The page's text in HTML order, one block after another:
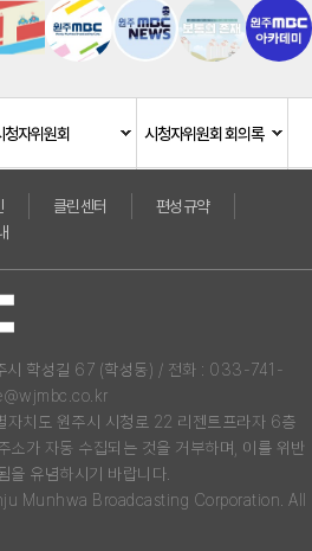
청자위원회 시청자위원회 회의록
클린센터
편성규약
시 학성길 67 (학성동) / 전화 : 033-741-
자치도 원주시 시청로 22 리젠트프라자 6층
소가 자동 수집되는 것을 거부하며, 이를 위반
을 유념하시기 바랍니다.
Munhwa Broadcasting Corporation. All